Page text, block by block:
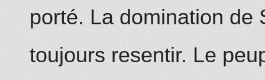
porté. La domination de
toujours resentir. Le